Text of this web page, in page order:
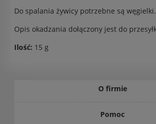
Do spalania żywicy potrzebne są węgielki.
Opis okadzania dołączony jest do
Ilość: 15 g
O firmie
Pomoc